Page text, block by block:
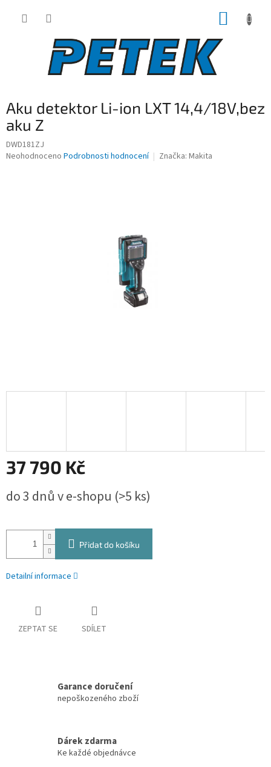
Aku detektor Li-ion LXT 14,4/18V,bez
aku Z
DWD181ZJ
Průměrné
Neohodnoceno Podrobnosti hodnocení Značka: Makita
37 790 Kč
cena:
do 3 dnů v e-shopu (>5 ks)
Přidat do košíku
Detailní informace
ZEPTAT SE SDÍLET
Garance doručení
nepoškozeného zboží
Dárek zdarma
Ke každé objednávce